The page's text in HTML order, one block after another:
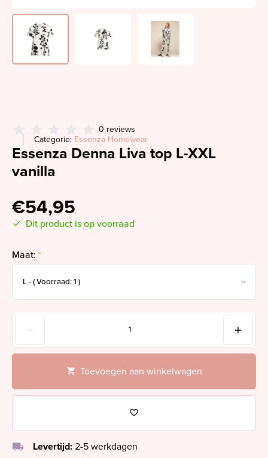
0 reviews
Categorie: Essenza Homewear
Essenza Denna Liva top L-XXL
vanilla
€54,95
Dit product is op voorraad
Maat: *
Toevoegen aan winkelwagen
local_shipping Levertijd: 2-5 werkdagen